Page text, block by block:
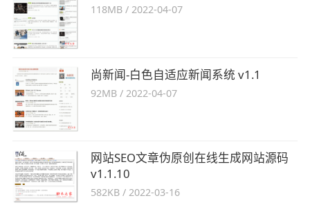
118MB /2022-04-07
尚新闻-白色自适应新闻系统 v1.1
92MB / 2022-04-07
网站SEO文章伪原创在线生成网站源码
v1.1.10
582KB /2022-03-16